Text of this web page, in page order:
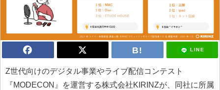
LINE
Z世代向けのデジタル事業やライブ配信コンテスト
『MODECON』を運営する株式会社KIRINZが、同社に所属